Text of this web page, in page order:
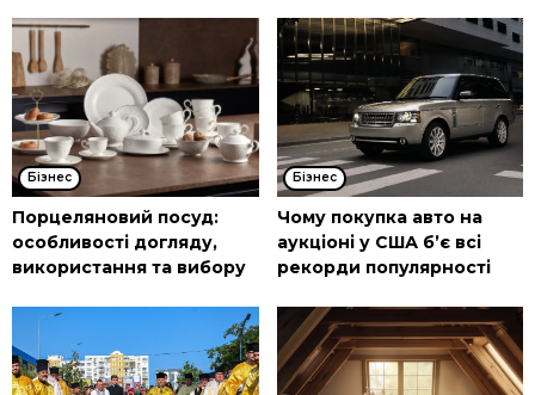
Бізнес
Порцеляновий посуд:
особливості догляду,
використання та вибору
Бізнес
Чому покупка авто на
аукціоні у США б’є всі
рекорди популярності